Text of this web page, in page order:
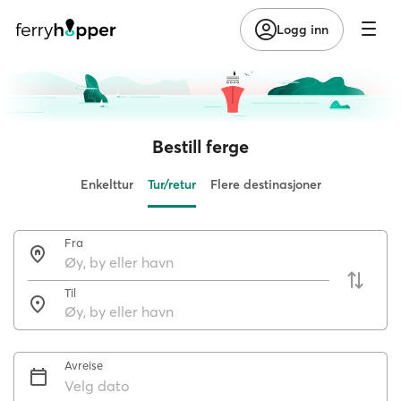
Logg inn
Bestill ferge
Enkelttur Tur/retur Flere destinasjoner
Fra
Til
Avreise
Velg dato